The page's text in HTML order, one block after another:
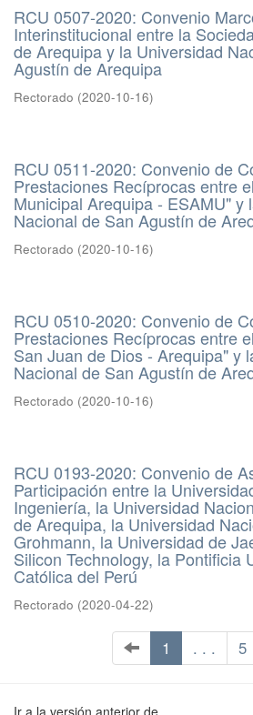
RCU 0507-2020: Convenio
Interinstitucional entre la
de Arequipa y la Universidad
Agustín de Arequipa
Rectorado (2020-10-16)
RCU 0511-2020: Convenio de
Prestaciones Recíprocas entre
Municipal Arequipa - ESAMU" y
Nacional de San Agustín de
Rectorado (2020-10-16)
RCU 0510-2020: Convenio de
Prestaciones Recíprocas entre
San Juan de Dios - Arequipa" y
Nacional de San Agustín de
Rectorado (2020-10-16)
RCU 0193-2020: Convenio de
Participación entre la
Ingeniería, la Universidad
de Arequipa, la Universidad
Grohmann, la Universidad de
Silicon Technology, la Pontificia
Católica del Perú
Rectorado (2020-04-22)
1 . . . 5
Ir a la versión anterior de